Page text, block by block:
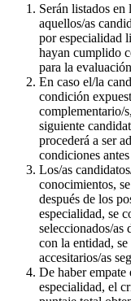
Serán listados
aquellos/as
por especialidad
hayan cumplido
para la
En caso el/la
condición
complementario/
siguiente
procederá a ser
condiciones
Los/as
conocimientos,
después de los
especialidad, se
seleccionados/as
con la entidad,
accesitarios/as
De haber
especialidad, el